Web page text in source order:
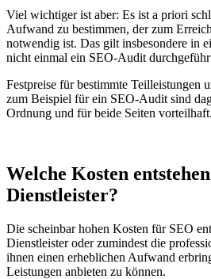
Viel wichtiger ist aber: Es ist a priori
Aufwand zu bestimmen, der zum
notwendig ist. Das gilt insbesondere in
nicht einmal ein SEO-Audit
Festpreise für bestimmte Teilleistungen
zum Beispiel für ein SEO-Audit sind
Ordnung und für beide Seiten vorteilhaft.
Welche Kosten
Dienstleister?
Die scheinbar hohen Kosten für SEO
Dienstleister oder zumindest die
ihnen einen erheblichen Aufwand
Leistungen anbieten zu können.